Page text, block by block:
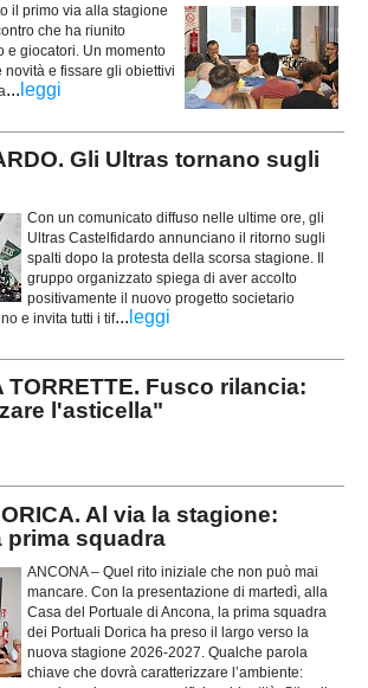
il primo via alla stagione
che ha riunito
e giocatori. Un momento
e fissare gli obiettivi
... leggi
Gli Ultras tornano sugli
Con un comunicato diffuso nelle ultime ore, gli
Ultras Castelfidardo annunciano il ritorno sugli
spalti dopo la protesta della scorsa stagione. Il
gruppo organizzato spiega di aver accolto
positivamente il nuovo progetto societario
e invita tutti i tif... leggi
TORRETTE. Fusco rilancia:
l'asticella"
Al via la stagione:
prima squadra
ANCONA – Quel rito iniziale che non può mai
mancare. Con la presentazione di martedì, alla
Casa del Portuale di Ancona, la prima squadra
dei Portuali Dorica ha preso il largo verso la
nuova stagione 2026-2027. Qualche parola
chiave che dovrà caratterizzare l’ambiente: